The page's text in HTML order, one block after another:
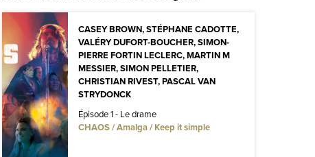
CASEY BROWN, STÉPHANE CADOTTE,
VALÉRY DUFORT-BOUCHER, SIMON-
PIERRE FORTIN LECLERC, MARTIN M
MESSIER, SIMON PELLETIER,
CHRISTIAN RIVEST, PASCAL VAN
STRYDONCK
Épisode 1 - Le drame
CHAOS / Amalga / Keep it simple